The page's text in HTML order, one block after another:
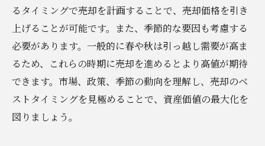
るタイミングで売却を計画することで、売却価格を引き
上げることが可能です。また、季節的な要因も考慮する
必要があります。一般的に春や秋は引っ越し需要が高ま
るため、これらの時期に売却を進めるとより高値が期待
できます。市場、政策、季節の動向を理解し、売却のベ
ストタイミングを見極めることで、資産価値の最大化を
図りましょう。